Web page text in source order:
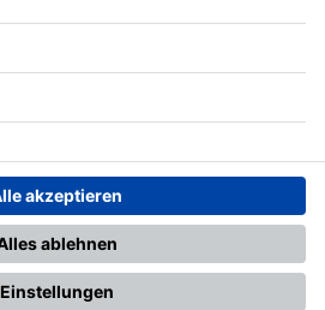
Datenschutz Impressum